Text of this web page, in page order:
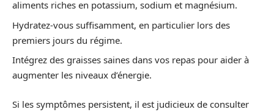
aliments riches en potassium, sodium et magnésium.
Hydratez-vous suffisamment, en particulier lors des
premiers jours du régime.
Intégrez des graisses saines dans vos repas pour aider à
augmenter les niveaux d’énergie.
Si les symptômes persistent, il est judicieux de consulter